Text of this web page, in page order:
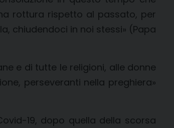
rottura rispetto al passato, per
chiudendoci in noi stessi» (Papa
e di tutte le religioni, alle donne
perseveranti nella preghiera»
19, dopo quella della scorsa